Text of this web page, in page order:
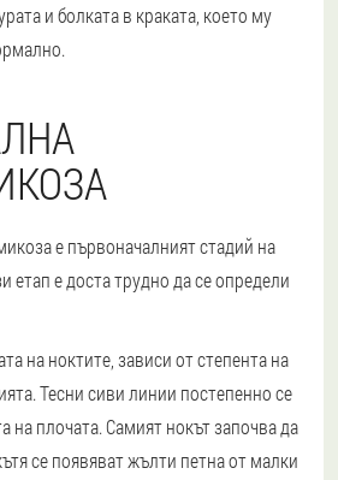
и болката в краката, което му
е първоначалният стадий на
етап е доста трудно да се определи
на ноктите, зависи от степента на
Тесни сиви линии постепенно се
на плочата. Самият нокът започва да
се появяват жълти петна от малки